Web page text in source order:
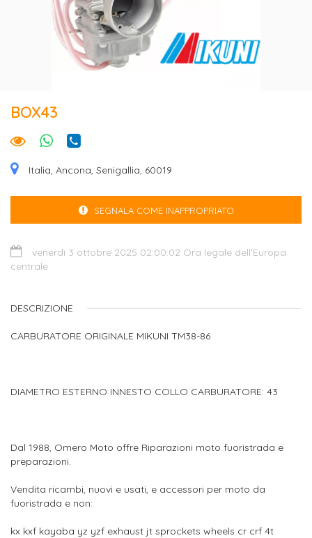
BOX43
Italia, Ancona, Senigallia, 60019
SEGNALA COME INAPPROPRIATO
venerdì 3 ottobre 2025 02:00:02 Ora legale dell’Europa
centrale
DESCRIZIONE
CARBURATORE ORIGINALE MIKUNI TM38-86
DIAMETRO ESTERNO INNESTO COLLO CARBURATORE: 43
Dal 1988, Omero Moto offre Riparazioni moto fuoristrada e
preparazioni.
Vendita ricambi, nuovi e usati, e accessori per moto da
fuoristrada e non:
kx kxf kayaba yz yzf exhaust jt sprockets wheels cr crf 4t